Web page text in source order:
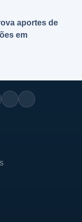
aportes de
em